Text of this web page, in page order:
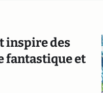
inspire des
fantastique et